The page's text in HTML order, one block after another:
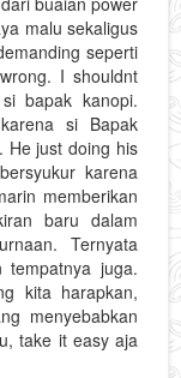
malu sekaligus
seperti
I shouldnt
bapak kanopi.
si Bapak
He just doing his
karena
memberikan
baru dalam
Ternyata
juga.
kita harapkan,
menyebabkan
take it easy aja